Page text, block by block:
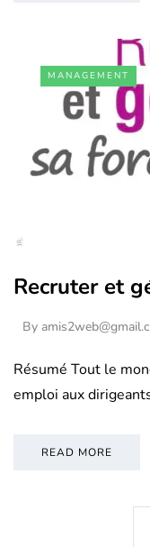
MANAGEMENT
Recruter et
By
Résumé Tout le
emploi aux
READ MORE